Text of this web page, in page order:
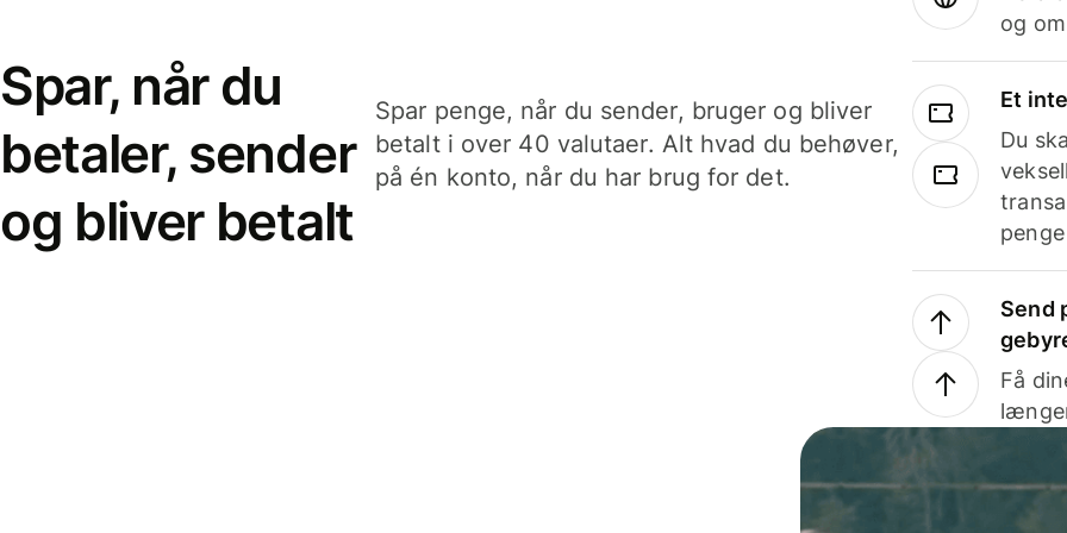
Spar, når du
betaler, sender
og bliver betalt
Spar penge, når du sender, bruger og bliver
betalt i over 40 valutaer. Alt hvad du behøver,
på én konto, når du har brug for det.
og
Et
Du
Send
Få